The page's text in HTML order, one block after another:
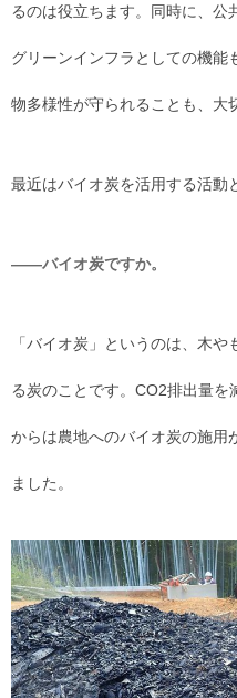
るのは役立ちます。同時に、公
グリーンインフラとしての機能
物多様性が守られることも、大
最近はバイオ炭を活用する活動
――バイオ炭ですか。
「バイオ炭」というのは、木
る炭のことです。CO2排出量
からは農地へのバイオ炭の施用
ました。